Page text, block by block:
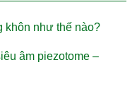
khôn như thế nào?
âm piezotome –